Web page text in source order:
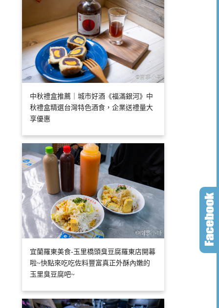
中秋禮盒推薦｜城市好酒《福滿銀河》中
秋禮盒精選台灣特色酒食，企業送禮量大
享優惠
宜蘭羅東美食-玉里橋頭臭豆腐羅東店開幕
啦~快點來吃吃佐料豐富真正外酥內嫩的
玉里臭豆腐吧~